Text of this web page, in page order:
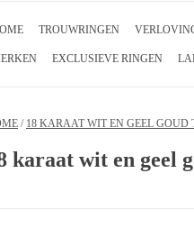
TROUWRINGEN
EXCLUSIEVE RINGEN
/ 18 KARAAT WIT EN GEEL
karaat wit en geel